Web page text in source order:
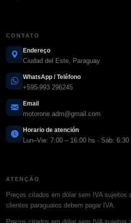
CONTATO
Endereço
Ciudad del Este, Paraguay
WhatsApp / Teléfono
+595-993 296245
Email
motorone.adm@gmail.com
Horario de atención
Lun–Vie: 7:00 – 16:00 hs · Sáb: 6:30
ATENÇÃO
Preços citados em dólar sem IVA sujeitos
clientes paraguaios debem pagar IVA.